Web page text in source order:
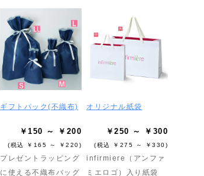
ギフトパック(不織布)
￥150 ～ ￥200
(税込 ￥165 ～ ￥220)
プレゼントラッピング
に使える不織布バッグ
オリジナル紙袋
￥250 ～ ￥300
(税込 ￥275 ～ ￥330)
infirmiere（アンファ
ミエロゴ）入り紙袋